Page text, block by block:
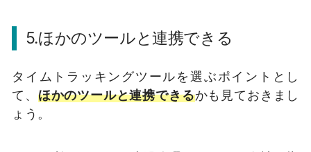
5.ほかのツールと連携できる
タイムトラッキングツールを選ぶポイントとし
て、 ほかのツールと連携できるかも見ておきまし
ょう。